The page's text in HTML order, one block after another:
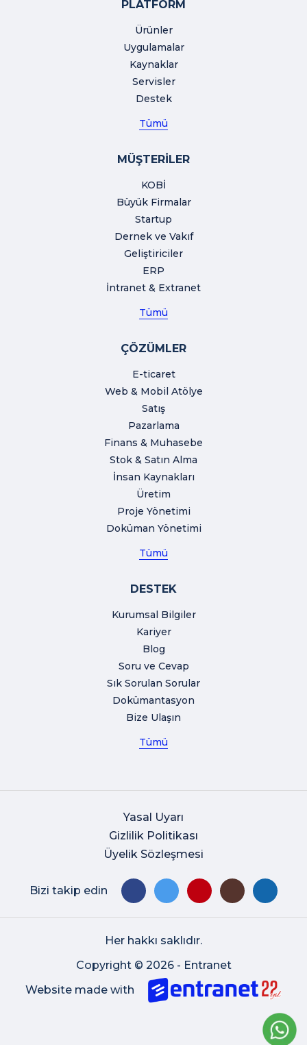
PLATFORM
Ürünler
Uygulamalar
Kaynaklar
Servisler
Destek
Tümü
MÜŞTERİLER
KOBİ
Büyük Firmalar
Startup
Dernek ve Vakıf
Geliştiriciler
ERP
İntranet & Extranet
Tümü
ÇÖZÜMLER
E-ticaret
Web & Mobil Atölye
Satış
Pazarlama
Finans & Muhasebe
Stok & Satın Alma
İnsan Kaynakları
Üretim
Proje Yönetimi
Doküman Yönetimi
Tümü
DESTEK
Kurumsal Bilgiler
Kariyer
Blog
Soru ve Cevap
Sık Sorulan Sorular
Dokümantasyon
Bize Ulaşın
Tümü
Yasal Uyarı
Gizlilik Politikası
Üyelik Sözleşmesi
Bizi takip edin
Her hakkı saklıdır.
Copyright © 2026 - Entranet
Website made with